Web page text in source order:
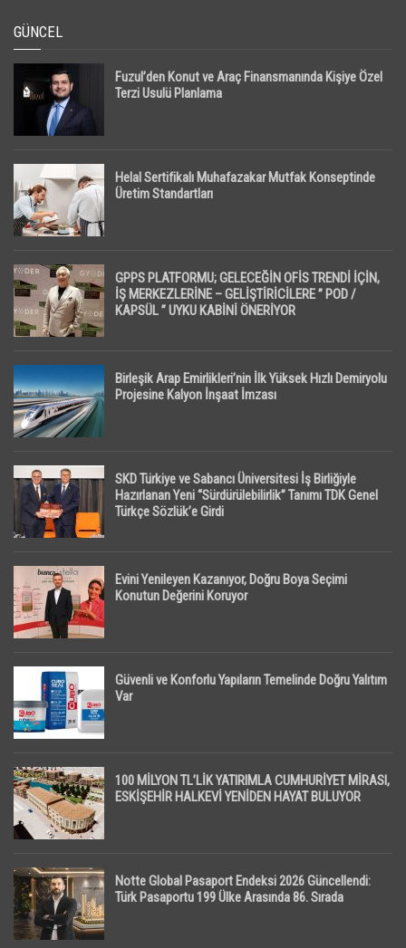
GÜNCEL
Fuzul’den Konut ve Araç Finansmanında Kişiye Özel
Terzi Usulü Planlama
Helal Sertifikalı Muhafazakar Mutfak Konseptinde
Üretim Standartları
GPPS PLATFORMU; GELECEĞİN OFİS TRENDİ İÇİN,
İŞ MERKEZLERİNE – GELİŞTİRİCİLERE ” POD /
KAPSÜL ” UYKU KABİNİ ÖNERİYOR
Birleşik Arap Emirlikleri’nin İlk Yüksek Hızlı Demiryolu
Projesine Kalyon İnşaat İmzası
SKD Türkiye ve Sabancı Üniversitesi İş Birliğiyle
Hazırlanan Yeni “Sürdürülebilirlik” Tanımı TDK Genel
Türkçe Sözlük’e Girdi
Evini Yenileyen Kazanıyor, Doğru Boya Seçimi
Konutun Değerini Koruyor
Güvenli ve Konforlu Yapıların Temelinde Doğru Yalıtım
Var
100 MİLYON TL’LİK YATIRIMLA CUMHURİYET MİRASI,
ESKİŞEHİR HALKEVİ YENİDEN HAYAT BULUYOR
Notte Global Pasaport Endeksi 2026 Güncellendi:
Türk Pasaportu 199 Ülke Arasında 86. Sırada